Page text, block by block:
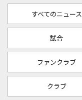
すべてのニュース
試合
ファンクラブ
クラブ